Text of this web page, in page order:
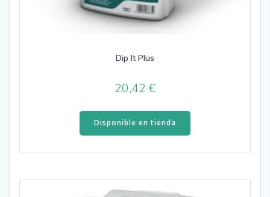
Dip It Plus
20,42€
Disponible en tienda